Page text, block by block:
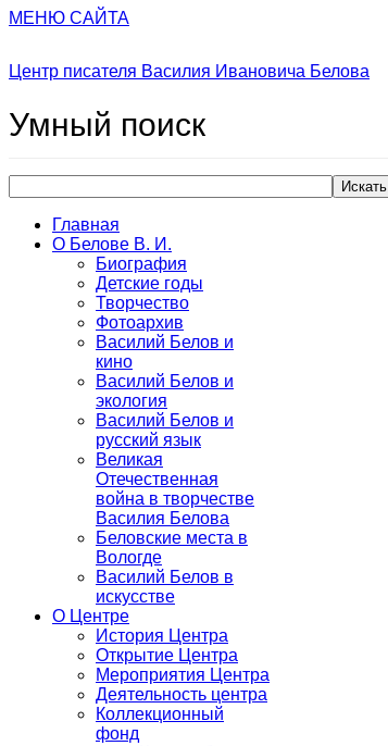
МЕНЮ САЙТА
Центр писателя Василия Ивановича Белова
Умный поиск
Искать
Главная
О Белове В. И.
Биография
Детские годы
Творчество
Фотоархив
Василий Белов и
кино
Василий Белов и
экология
Василий Белов и
русский язык
Великая
Отечественная
война в творчестве
Василия Белова
Беловские места в
Вологде
Василий Белов в
искусстве
О Центре
История Центра
Открытие Центра
Мероприятия Центра
Деятельность центра
Коллекционный
фонд